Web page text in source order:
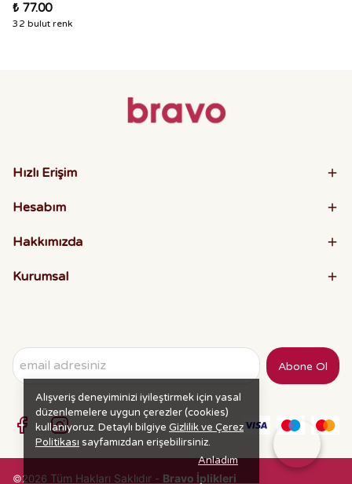
Alışveriş deneyiminizi iyileştirmek için yasal
düzenlemelere uygun çerezler (cookies)
kullanıyoruz. Detaylı bilgiye Gizlilik ve Çerez
Politikası sayfamızdan erişebilirsiniz.
Anladım
₺ 77.00
32 bulut renk
Hızlı Erişim
Hesabım
Hakkımızda
Kurumsal
Abone Ol
©2026 Tüm Hakları Saklıdır - Bravo İplikleri